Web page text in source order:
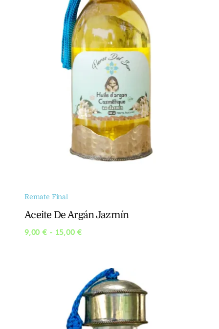
Remate Final
Aceite De Argán Jazmín
9,00€ - 15,00€Rango
9,00 €
hasta
15,00 €